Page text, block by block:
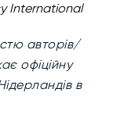
International
авторів/
офіційну
в